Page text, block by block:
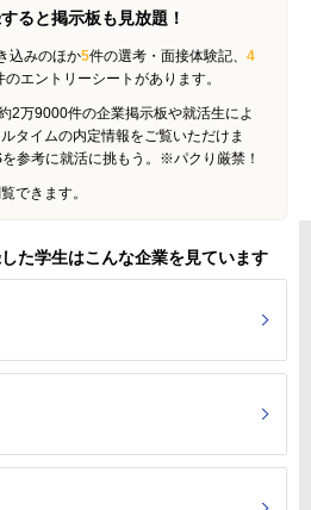
ると掲示板も見放題！
込みのほか5件の選考・面接体験記、 4
のエントリーシートがあります。
2万9000件の企業掲示板や就活生によ
タイムの内定情報をご覧いただけま
参考に就活に挑もう。※パクり厳禁！
できます。
た学生はこんな企業を見ています